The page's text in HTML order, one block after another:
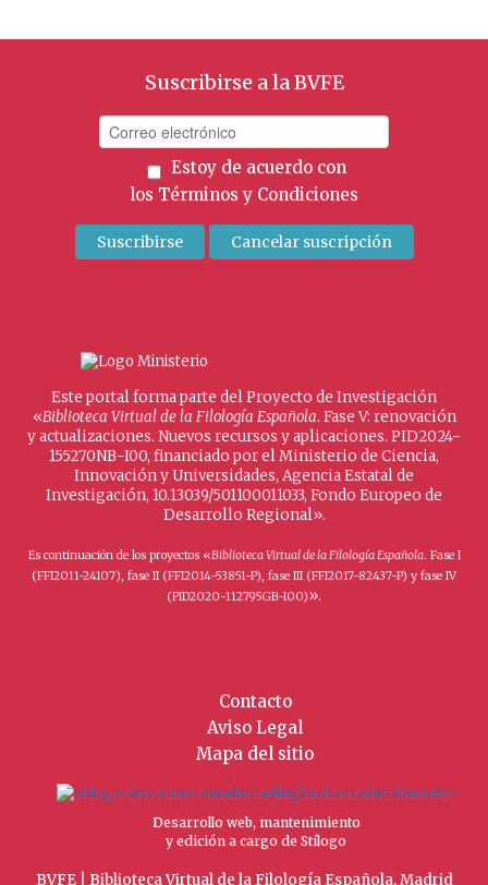
Suscribirse a la BVFE
Estoy de acuerdo con
los Términos y Condiciones
Este portal forma parte del Proyecto de Investigación
«Biblioteca Virtual de la Filología Española. Fase V: renovación
y actualizaciones. Nuevos recursos y aplicaciones. PID2024-
155270NB-I00, financiado por el Ministerio de Ciencia,
Innovación y Universidades, Agencia Estatal de
Investigación, 10.13039/501100011033, Fondo Europeo de
Desarrollo Regional».
Es continuación de los proyectos «Biblioteca Virtual de la Filología Española. Fase I
(FFI2011-24107), fase II (FFI2014-53851-P), fase III (FFI2017-82437-P) y fase IV
(PID2020-112795GB-I00)».
Contacto
Aviso Legal
Mapa del sitio
Desarrollo web, mantenimiento
y edición a cargo de Stílogo
BVFE | Biblioteca Virtual de la Filología Española, Madrid